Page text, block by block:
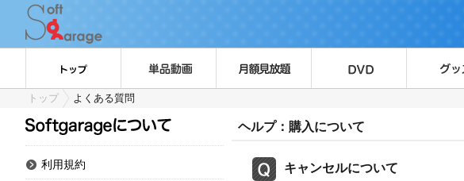
トップ よくある質問
利用規約
ヘルプ：購入について
キャンセルについて